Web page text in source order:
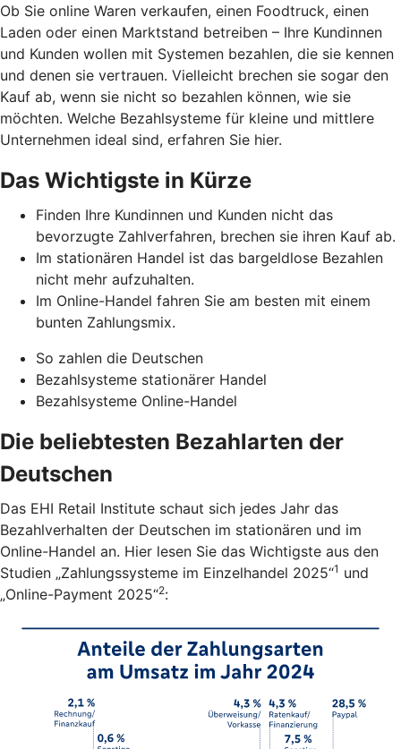
Ob Sie online Waren verkaufen, einen Foodtruck, einen
Laden oder einen Marktstand betreiben – Ihre Kundinnen
und Kunden wollen mit Systemen bezahlen, die sie kennen
und denen sie vertrauen. Vielleicht brechen sie sogar den
Kauf ab, wenn sie nicht so bezahlen können, wie sie
möchten. Welche Bezahlsysteme für kleine und mittlere
Unternehmen ideal sind, erfahren Sie hier.
Das Wichtigste in Kürze
Finden Ihre Kundinnen und Kunden nicht das
bevorzugte Zahlverfahren, brechen sie ihren Kauf ab.
Im stationären Handel ist das bargeldlose Bezahlen
nicht mehr aufzuhalten.
Im Online-Handel fahren Sie am besten mit einem
bunten Zahlungsmix.
So zahlen die Deutschen
Bezahlsysteme stationärer Handel
Bezahlsysteme Online-Handel
Die beliebtesten Bezahlarten der
Deutschen
Das EHI Retail Institute schaut sich jedes Jahr das
Bezahlverhalten der Deutschen im stationären und im
Online-Handel an. Hier lesen Sie das Wichtigste aus den
Studien „Zahlungssysteme im Einzelhandel 2025“1 und
„Online-Payment 2025“2: